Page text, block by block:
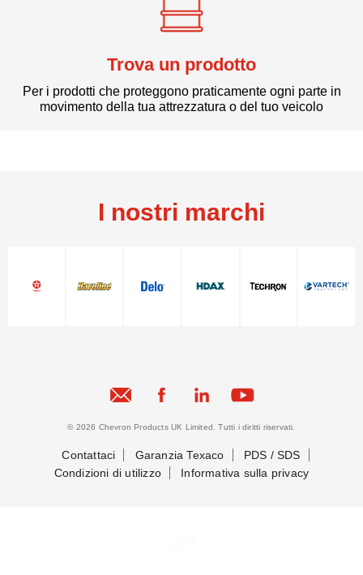
Trova un prodotto
Per i prodotti che proteggono praticamente ogni parte in
movimento della tua attrezzatura o del tuo veicolo
I nostri marchi
© 2026 Chevron Products UK Limited. Tutti i diritti riservati.
Contattaci Garanzia Texaco
PDS / SDS
Condizioni di utilizzo
Informativa sulla privacy